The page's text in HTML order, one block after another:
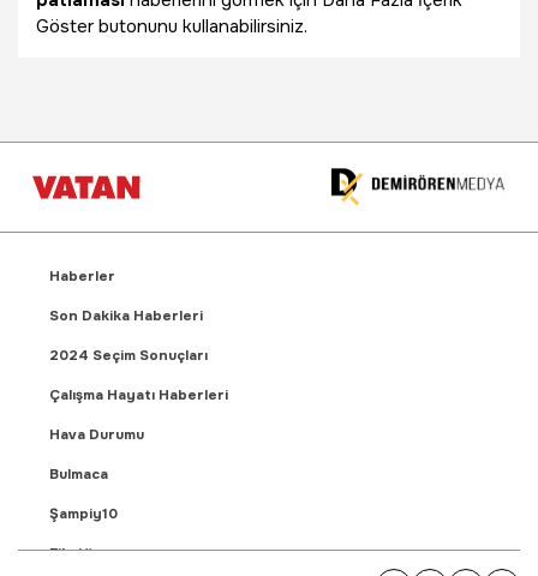
Göster butonunu kullanabilirsiniz.
Haberler
Son Dakika Haberleri
2024 Seçim Sonuçları
Çalışma Hayatı Haberleri
Hava Durumu
Bulmaca
Şampiy10
Fikstür